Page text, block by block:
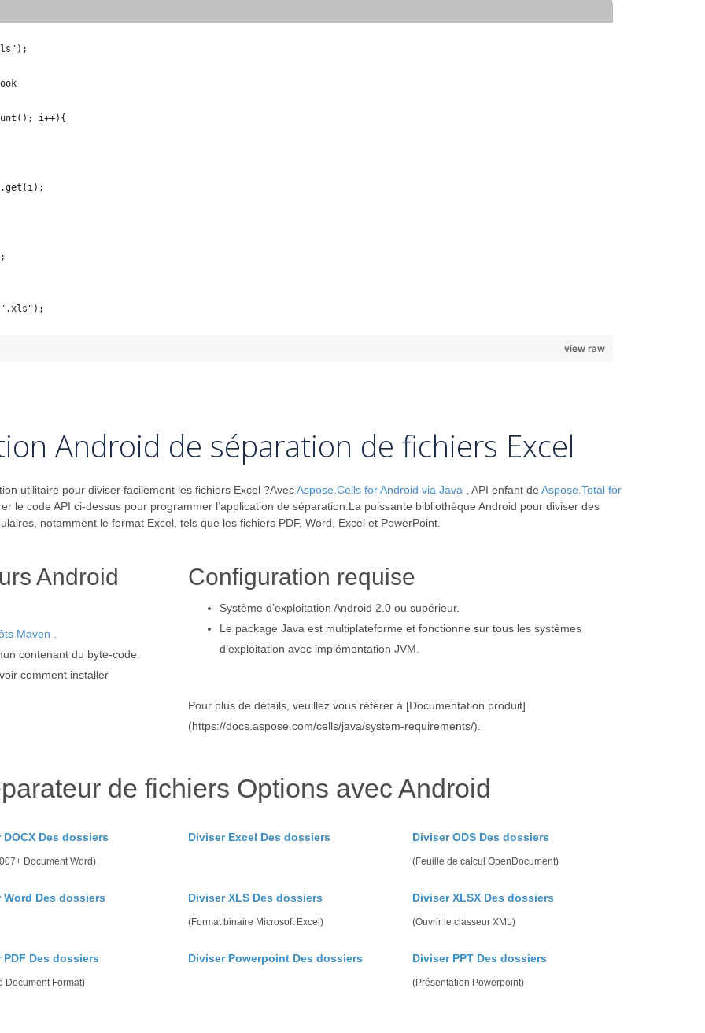
i++){
view raw
Android de séparation de fichiers Excel
utilitaire pour diviser facilement les fichiers Excel ?AvecAspose.Cells for Android via Java , API enfant de Aspose.Total for
le code API ci-dessus pour programmer l’application de séparation.La puissante bibliothèque Android pour diviser des
notamment le format Excel, tels que les fichiers PDF, Word, Excel et PowerPoint.
Android
Maven
contenant du byte-code.
comment installer
Configuration requise
Système d’exploitation Android 2.0 ou supérieur.
Le package Java est multiplateforme et fonctionne sur tous les systèmes
d’exploitation avec implémentation JVM.
Pour plus de détails, veuillez vous référer à [Documentation produit]
(https://docs.aspose.com/cells/java/system-requirements/).
de fichiers Options avec Android
DOCX Des dossiers
Document Word)
Diviser Excel Des dossiers Diviser ODS Des dossiers
(Feuille de calcul OpenDocument)
Word Des dossiers Diviser XLS Des dossiers
(Format binaire Microsoft Excel)
Diviser XLSX Des dossiers
(Ouvrir le classeur XML)
PDF Des dossiers
Document Format)
Diviser Powerpoint Des dossiers Diviser PPT Des dossiers
(Présentation Powerpoint)